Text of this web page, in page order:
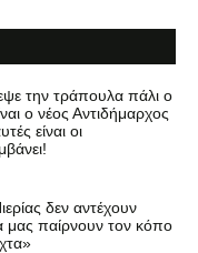
την τράπουλα πάλι ο
ο νέος Αντιδήμαρχος
είναι οι
δεν αντέχουν
μας παίρνουν τον κόπο